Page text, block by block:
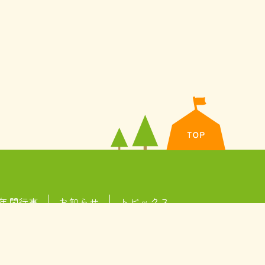
間行事 お知らせ トピックス